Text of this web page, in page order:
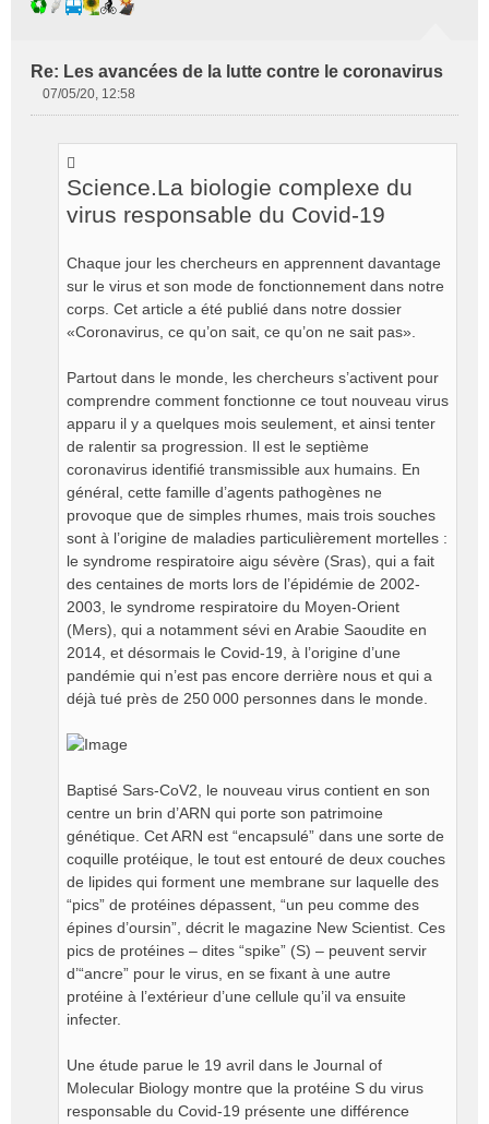
Re: Les avancées de la lutte contre le coronavirus
07/05/20, 12:58
Science.La biologie complexe du
virus responsable du Covid-19
Chaque jour les chercheurs en apprennent davantage
sur le virus et son mode de fonctionnement dans notre
corps. Cet article a été publié dans notre dossier
«Coronavirus, ce qu’on sait, ce qu’on ne sait pas».
Partout dans le monde, les chercheurs s’activent pour
comprendre comment fonctionne ce tout nouveau virus
apparu il y a quelques mois seulement, et ainsi tenter
de ralentir sa progression. Il est le septième
coronavirus identifié transmissible aux humains. En
général, cette famille d’agents pathogènes ne
provoque que de simples rhumes, mais trois souches
sont à l’origine de maladies particulièrement mortelles :
le syndrome respiratoire aigu sévère (Sras), qui a fait
des centaines de morts lors de l’épidémie de 2002-
2003, le syndrome respiratoire du Moyen-Orient
(Mers), qui a notamment sévi en Arabie Saoudite en
2014, et désormais le Covid-19, à l’origine d’une
pandémie qui n’est pas encore derrière nous et qui a
déjà tué près de 250 000 personnes dans le monde.
Baptisé Sars-CoV2, le nouveau virus contient en son
centre un brin d’ARN qui porte son patrimoine
génétique. Cet ARN est “encapsulé” dans une sorte de
coquille protéique, le tout est entouré de deux couches
de lipides qui forment une membrane sur laquelle des
“pics” de protéines dépassent, “un peu comme des
épines d’oursin”, décrit le magazine New Scientist. Ces
pics de protéines – dites “spike” (S) – peuvent servir
d’“ancre” pour le virus, en se fixant à une autre
protéine à l’extérieur d’une cellule qu’il va ensuite
infecter.
Une étude parue le 19 avril dans le Journal of
Molecular Biology montre que la protéine S du virus
responsable du Covid-19 présente une différence